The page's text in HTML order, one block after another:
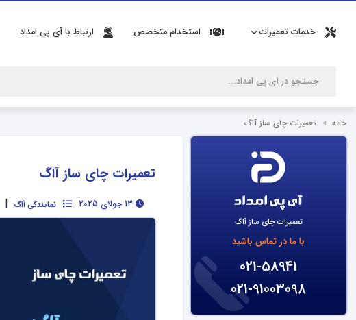
خدمات تعمیرات استخدام متخصص ارتباط با آی پی امداد
خانه تعمیرات چای ساز آاگ
تعمیرات چای ساز آاگ
با ما در تماس باشید
021-58941
021-91003098
تعمیرات چای ساز آاگ
13 جولای 2025 نمایندگی آاگ |